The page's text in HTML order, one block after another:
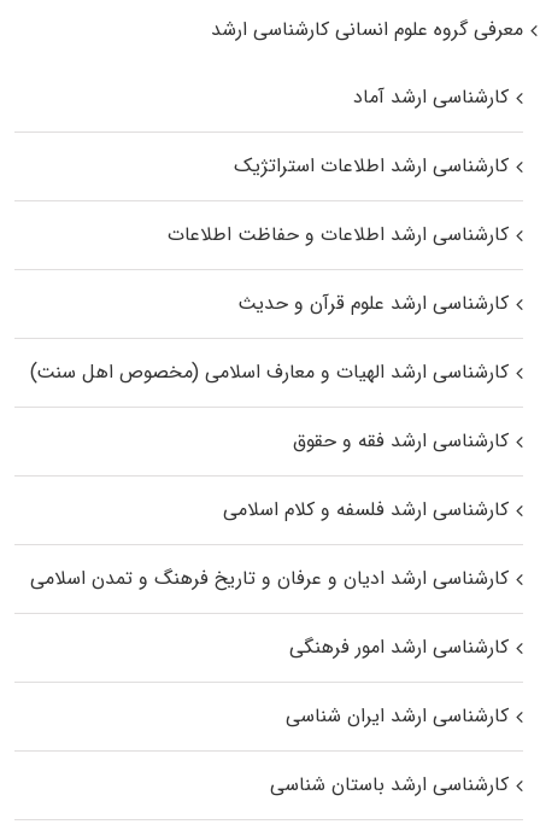
معرفی گروه علوم انسانی کارشناسی ارشد
کارشناسی ارشد آماد
کارشناسی ارشد اطلاعات استراتژیک
کارشناسی ارشد اطلاعات و حفاظت اطلاعات
کارشناسی ارشد علوم قرآن و حدیث
کارشناسی ارشد الهیات و معارف اسلامی (مخصوص اهل سنت)
کارشناسی ارشد فقه و حقوق
کارشناسی ارشد فلسفه و کلام اسلامی
کارشناسی ارشد ادیان و عرفان و تاریخ فرهنگ و تمدن اسلامی
کارشناسی ارشد امور فرهنگی
کارشناسی ارشد ایران شناسی
کارشناسی ارشد باستان شناسی